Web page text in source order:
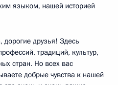
языком, нашей историей
друзья! Здесь
традиций, культур,
стран. Но всех вас
добрые чувства к нашей